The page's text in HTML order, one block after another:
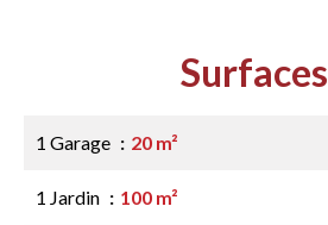
Surfaces
1 Garage 20 m²
1 Jardin 100 m²